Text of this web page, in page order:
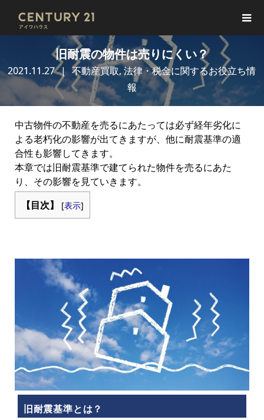
旧耐震の物件は売りにくい？
2021.11.27 不動産買取,法律・税金に関するお役立ち情
報
中古物件の不動産を売るにあたっては必ず経年劣化に
よる老朽化の影響が出てきますが、他に耐震基準の適
合性も影響してきます。
本章では旧耐震基準で建てられた物件を売るにあた
り、その影響を見ていきます。
【目次】
[表示]
旧耐震基準とは？